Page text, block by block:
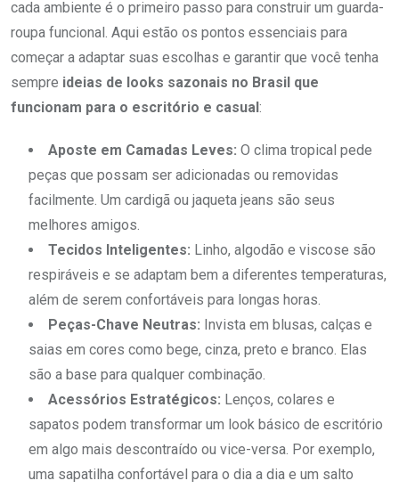
cada ambiente é o primeiro passo para construir um guarda-
roupa funcional. Aqui estão os pontos essenciais para
começar a adaptar suas escolhas e garantir que você tenha
sempre ideias de looks sazonais no Brasil que
funcionam para o escritório e casual:
Aposte em Camadas Leves: O clima tropical pede
peças que possam ser adicionadas ou removidas
facilmente. Um cardigã ou jaqueta jeans são seus
melhores amigos.
Tecidos Inteligentes: Linho, algodão e viscose são
respiráveis e se adaptam bem a diferentes temperaturas,
além de serem confortáveis para longas horas.
Peças-Chave Neutras: Invista em blusas, calças e
saias em cores como bege, cinza, preto e branco. Elas
são a base para qualquer combinação.
Acessórios Estratégicos: Lenços, colares e
sapatos podem transformar um look básico de escritório
em algo mais descontraído ou vice-versa. Por exemplo,
uma sapatilha confortável para o dia a dia e um salto